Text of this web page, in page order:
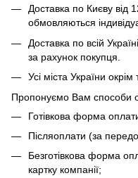
Доставка по Києву від
обмовляються
Доставка по всій
за рахунок покупця.
Усі міста України
Пропонуємо Вам способи
Готівкова форма
Післяоплати (за
Безготівкова форма
картку компанії;